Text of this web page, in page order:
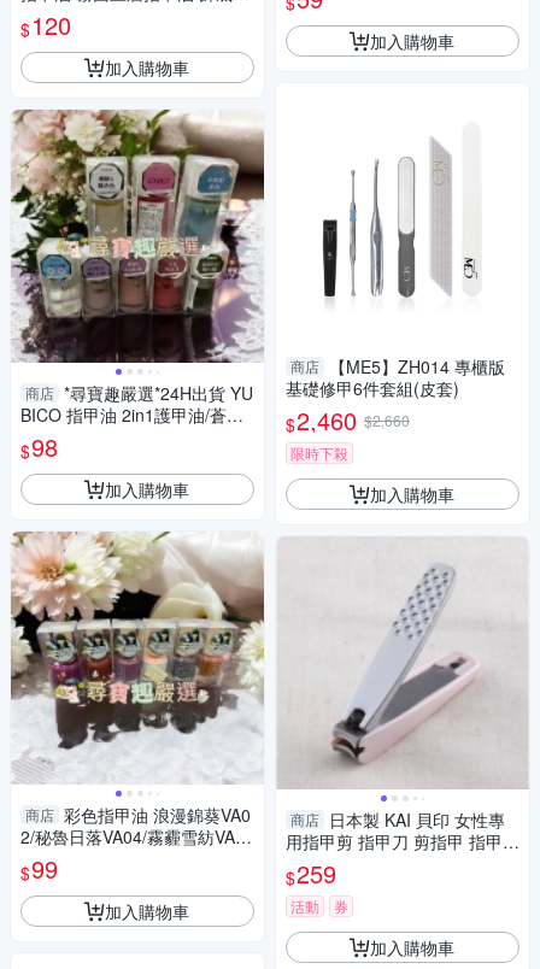
甲油 潤透梅紅/飾底硬甲油 霓光
柔粉/彩色指甲
$120
加入購物車
商店 *尋寶趣嚴選*24H出貨 YU
BICO 指甲油 2in1護甲油/蒼天
藍石/木玫瑰粉/抹茶拿鐵/裸法香
頌/松子灰棕/繁星
$98
加入購物車
商店 彩色指甲油 浪漫錦葵VA0
2/秘魯日落VA04/霧霾雪紡VA0
1/金茶絲綢VA03/象牙玫瑰VA0
6/桑葚果汁VA05
$99
加入購物車
加入購物車
商店
【ME5】ZH014 專櫃版
基礎修甲6件套組(皮套)
$2,460 $2,660
限時下殺
加入購物車
商店 日本製 KAI 貝印 女性專
用指甲剪 指甲刀 剪指甲 指甲剪
美甲 修甲 護甲 鋒利 專為女性
設計 指甲剪
$259
活動 券
加入購物車